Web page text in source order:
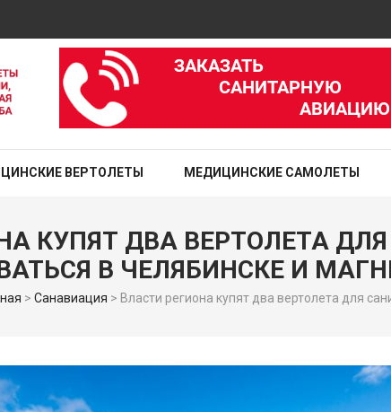
ВЕРТОЛЕТЫ МЕДИЦИНСКИЕ САМОЛЕТЫ
КУПЯТ ДВА ВЕРТОЛЕТА
В ЧЕЛЯБИНСКЕ И
> Санавиация > Власти региона купят два вертолета для